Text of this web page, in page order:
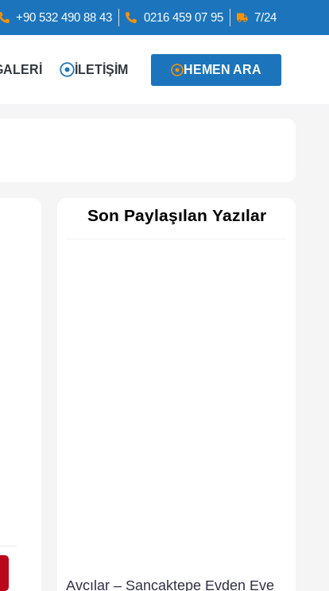
+90 532 490 88 43 0216 459 07 95 7/24
İLETIŞIM HEMEN ARA
Son Paylaşılan Yazılar
Avcılar – Sancaktepe Evden Eve